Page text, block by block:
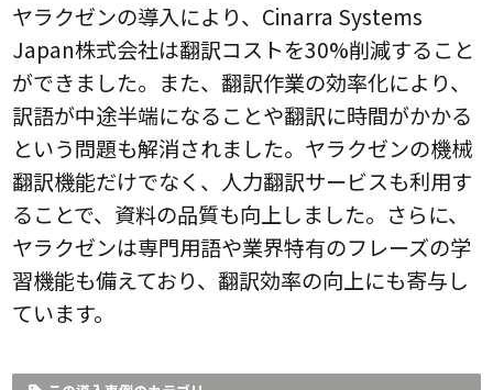
ヤラクゼンの導入により、Cinarra Systems
Japan株式会社は翻訳コストを30%削減すること
ができました。また、翻訳作業の効率化により、
訳語が中途半端になることや翻訳に時間がかかる
という問題も解消されました。ヤラクゼンの機械
翻訳機能だけでなく、人力翻訳サービスも利用す
ることで、資料の品質も向上しました。さらに、
ヤラクゼンは専門用語や業界特有のフレーズの学
習機能も備えており、翻訳効率の向上にも寄与し
ています。